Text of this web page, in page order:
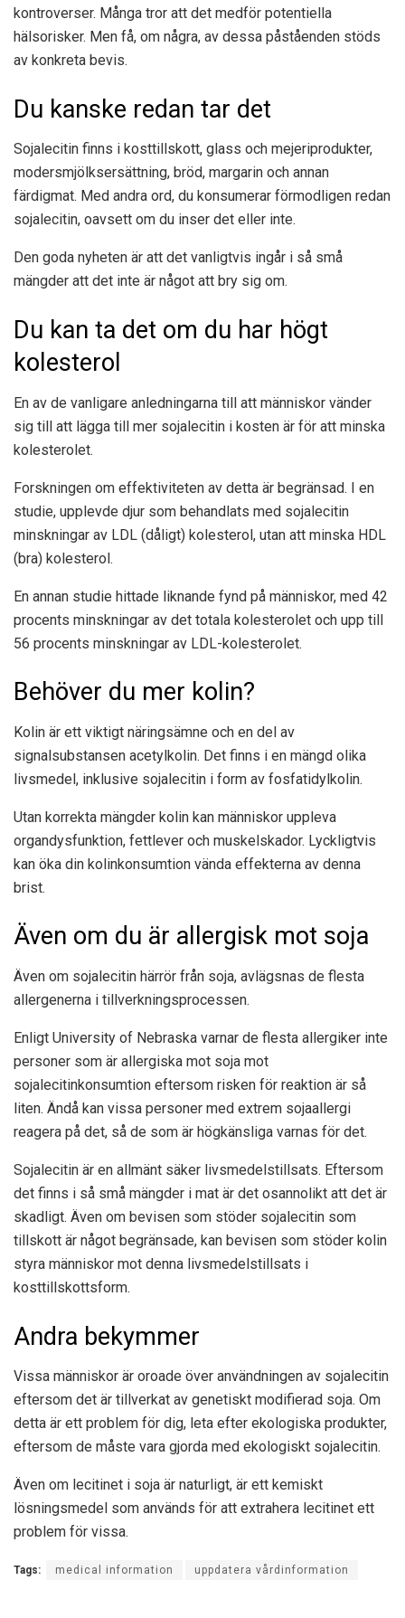
kontroverser. Många tror att det medför potentiella
hälsorisker. Men få, om några, av dessa påståenden stöds
av konkreta bevis.
Du kanske redan tar det
Sojalecitin finns i kosttillskott, glass och mejeriprodukter,
modersmjölksersättning, bröd, margarin och annan
färdigmat. Med andra ord, du konsumerar förmodligen redan
sojalecitin, oavsett om du inser det eller inte.
Den goda nyheten är att det vanligtvis ingår i så små
mängder att det inte är något att bry sig om.
Du kan ta det om du har högt
kolesterol
En av de vanligare anledningarna till att människor vänder
sig till att lägga till mer sojalecitin i kosten är för att minska
kolesterolet.
Forskningen om effektiviteten av detta är begränsad. I en
studie, upplevde djur som behandlats med sojalecitin
minskningar av LDL (dåligt) kolesterol, utan att minska HDL
(bra) kolesterol.
En annan studie hittade liknande fynd på människor, med 42
procents minskningar av det totala kolesterolet och upp till
56 procents minskningar av LDL-kolesterolet.
Behöver du mer kolin?
Kolin är ett viktigt näringsämne och en del av
signalsubstansen acetylkolin. Det finns i en mängd olika
livsmedel, inklusive sojalecitin i form av fosfatidylkolin.
Utan korrekta mängder kolin kan människor uppleva
organdysfunktion, fettlever och muskelskador. Lyckligtvis
kan öka din kolinkonsumtion vända effekterna av denna
brist.
Även om du är allergisk mot soja
Även om sojalecitin härrör från soja, avlägsnas de flesta
allergenerna i tillverkningsprocessen.
Enligt University of Nebraska varnar de flesta allergiker inte
personer som är allergiska mot soja mot
sojalecitinkonsumtion eftersom risken för reaktion är så
liten. Ändå kan vissa personer med extrem sojaallergi
reagera på det, så de som är högkänsliga varnas för det.
Sojalecitin är en allmänt säker livsmedelstillsats. Eftersom
det finns i så små mängder i mat är det osannolikt att det är
skadligt. Även om bevisen som stöder sojalecitin som
tillskott är något begränsade, kan bevisen som stöder kolin
styra människor mot denna livsmedelstillsats i
kosttillskottsform.
Andra bekymmer
Vissa människor är oroade över användningen av sojalecitin
eftersom det är tillverkat av genetiskt modifierad soja. Om
detta är ett problem för dig, leta efter ekologiska produkter,
eftersom de måste vara gjorda med ekologiskt sojalecitin.
Även om lecitinet i soja är naturligt, är ett kemiskt
lösningsmedel som används för att extrahera lecitinet ett
problem för vissa.
Tags: medical information uppdatera vårdinformation